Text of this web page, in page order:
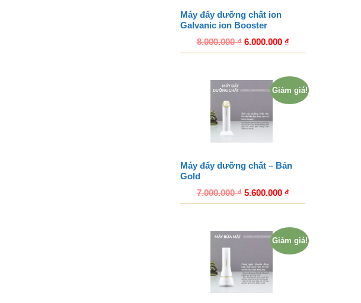
Máy đẩy dưỡng chất ion
Galvanic ion Booster
8.000.000₫ 6.000.000 ₫
Giảm giá!
Máy đẩy dưỡng chất – Bản
Gold
7.000.000₫ 5.600.000 ₫
Giảm giá!